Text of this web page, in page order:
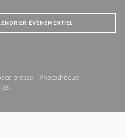
ÉVÈNEMENTIEL
presse
Photothèque